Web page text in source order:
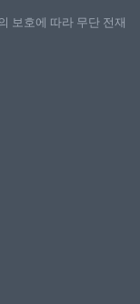
보호에 따라 무단 전재